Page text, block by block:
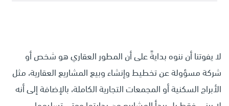
لا يفوتنا أن ننوه بدايةً على أن المطور العقاري هو شخص أو
شركة مسؤولة عن تخطيط وإنشاء وبيع المشاريع العقارية، مثل
الأبراج السكنية أو المجمعات التجارية الكاملة، بالإضافة إلى أنه